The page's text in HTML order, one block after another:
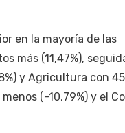
en la mayoría de las
más (11,47%),
y Agricultura con
(-10,79%) y el